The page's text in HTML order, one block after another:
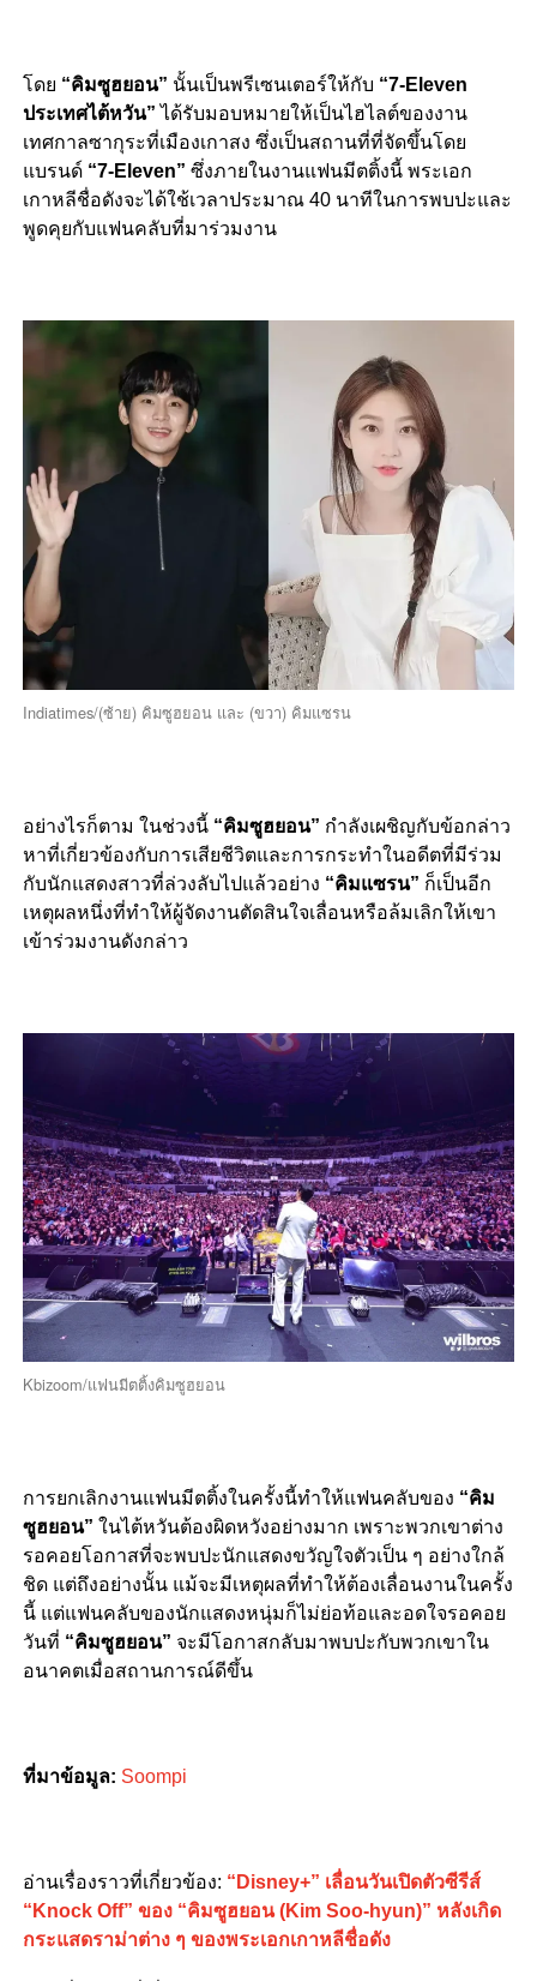
โดย “คิมซูฮยอน” นั้นเป็นพรีเซนเตอร์ให้กับ “7-Eleven
ประเทศไต้หวัน” ได้รับมอบหมายให้เป็นไฮไลต์ของงาน
เทศกาลซากุระที่เมืองเกาสง ซึ่งเป็นสถานที่ที่จัดขึ้นโดย
แบรนด์ “7-Eleven” ซึ่งภายในงานแฟนมีตติ้งนี้ พระเอก
เกาหลีชื่อดังจะได้ใช้เวลาประมาณ 40 นาทีในการพบปะและ
พูดคุยกับแฟนคลับที่มาร่วมงาน
Indiatimes/(ซ้าย) คิมซูฮยอน และ (ขวา) คิมแซรน
อย่างไรก็ตาม ในช่วงนี้“คิมซูฮยอน” กำลังเผชิญกับข้อกล่าว
หาที่เกี่ยวข้องกับการเสียชีวิตและการกระทำในอดีตที่มีร่วม
กับนักแสดงสาวที่ล่วงลับไปแล้วอย่าง “คิมแซรน” ก็เป็นอีก
เหตุผลหนึ่งที่ทำให้ผู้จัดงานตัดสินใจเลื่อนหรือล้มเลิกให้เขา
เข้าร่วมงานดังกล่าว
Kbizoom/แฟนมีตติ้งคิมซูฮยอน
การยกเลิกงานแฟนมีตติ้งในครั้งนี้ทำให้แฟนคลับของ “คิม
ซูฮยอน” ในไต้หวันต้องผิดหวังอย่างมาก เพราะพวกเขาต่าง
รอคอยโอกาสที่จะพบปะนักแสดงขวัญใจตัวเป็น ๆ อย่างใกล้
ชิด แต่ถึงอย่างนั้น แม้จะมีเหตุผลที่ทำให้ต้องเลื่อนงานในครั้ง
นี้ แต่แฟนคลับของนักแสดงหนุ่มก็ไม่ย่อท้อและอดใจรอคอย
วันที่ “คิมซูฮยอน” จะมีโอกาสกลับมาพบปะกับพวกเขาใน
อนาคตเมื่อสถานการณ์ดีขึ้น
ที่มาข้อมูล: Soompi
อ่านเรื่องราวที่เกี่ยวข้อง: “Disney+” เลื่อนวันเปิดตัวซีรีส์
“Knock Off” ของ “คิมซูฮยอน (Kim Soo-hyun)” หลังเกิด
กระแสดราม่าต่าง ๆ ของพระเอกเกาหลีชื่อดัง